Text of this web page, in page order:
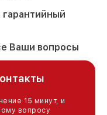
Ваши вопросы
15 минут, и
вопросу